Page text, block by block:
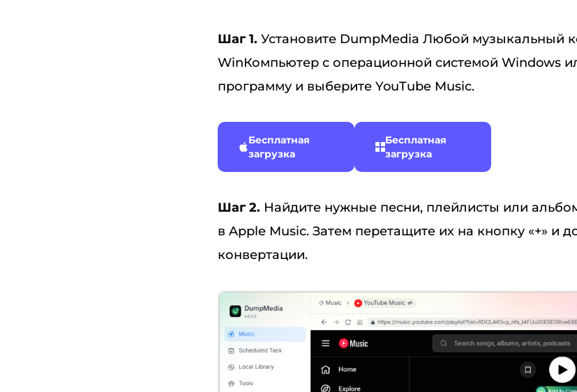
Шаг 1. Установите DumpMedia Любой музыкальный
WinКомпьютер с операционной системой Windows
программу и выберите YouTube Music.
Бесплатная
загрузка
Бесплатная
загрузка
Шаг 2. Найдите нужные песни, плейлисты или
в Apple Music. Затем перетащите их на кнопку «+» и
конвертации.